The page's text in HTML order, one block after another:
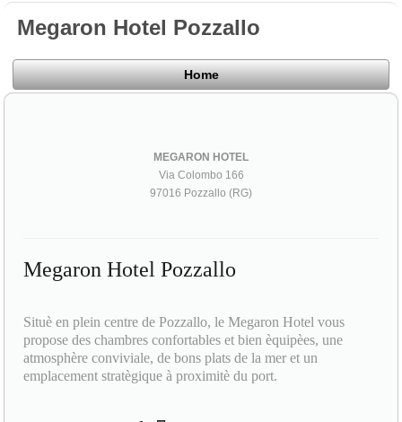
Megaron Hotel Pozzallo
Home
MEGARON HOTEL
Via Colombo 166
97016 Pozzallo (RG)
Megaron Hotel Pozzallo
Situè en plein centre de Pozzallo, le Megaron Hotel vous
propose des chambres confortables et bien èquipèes, une
atmosphère conviviale, de bons plats de la mer et un
emplacement stratègique à proximitè du port.